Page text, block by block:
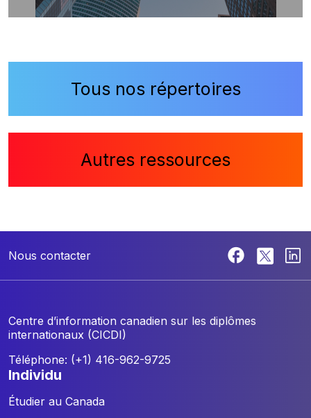
Tous nos répertoires
Autres ressources
Nous contacter
Centre d’information canadien sur les diplômes
internationaux (CICDI)
Téléphone: (+1) 416-962-9725
individu
Étudier au Canada